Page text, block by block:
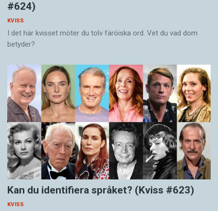
#624)
KVISS
I det här kvisset möter du tolv färöiska ord. Vet du vad dom
betyder?
Kan du identifiera språket? (Kviss #623)
KVISS